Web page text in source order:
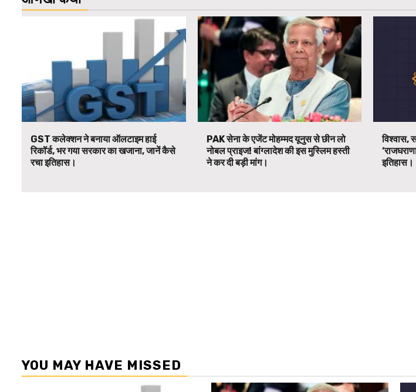
GST कलेक्शन ने बनाया ऑलटाइम हाई
रिकॉर्ड, भर गया सरकार का खजाना, जानें कैसे
रचा इतिहास।
PAK सेना के एजेंट मोहम्मद यूनुस से छीन लो
नोबल प्राइज! बांग्लादेश की इस मुस्लिम हस्ती
ने कर दी बड़ी मांग।
विश्वास,
इतिहास।
YOU MAY HAVE MISSED